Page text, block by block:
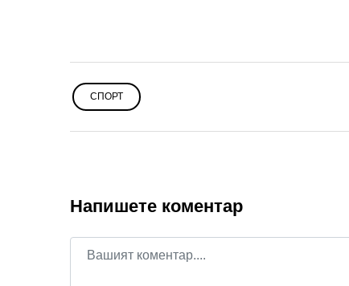
СПОРТ
Напишете коментар